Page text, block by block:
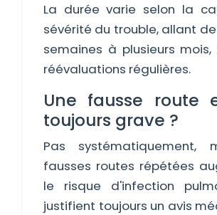
La durée varie selon la
sévérité du trouble, allant
semaines à plusieurs
réévaluations régulières.
Une fausse route
toujours grave ?
Pas systématiquement,
fausses routes répétées
le risque d'infection
justifient toujours un avis